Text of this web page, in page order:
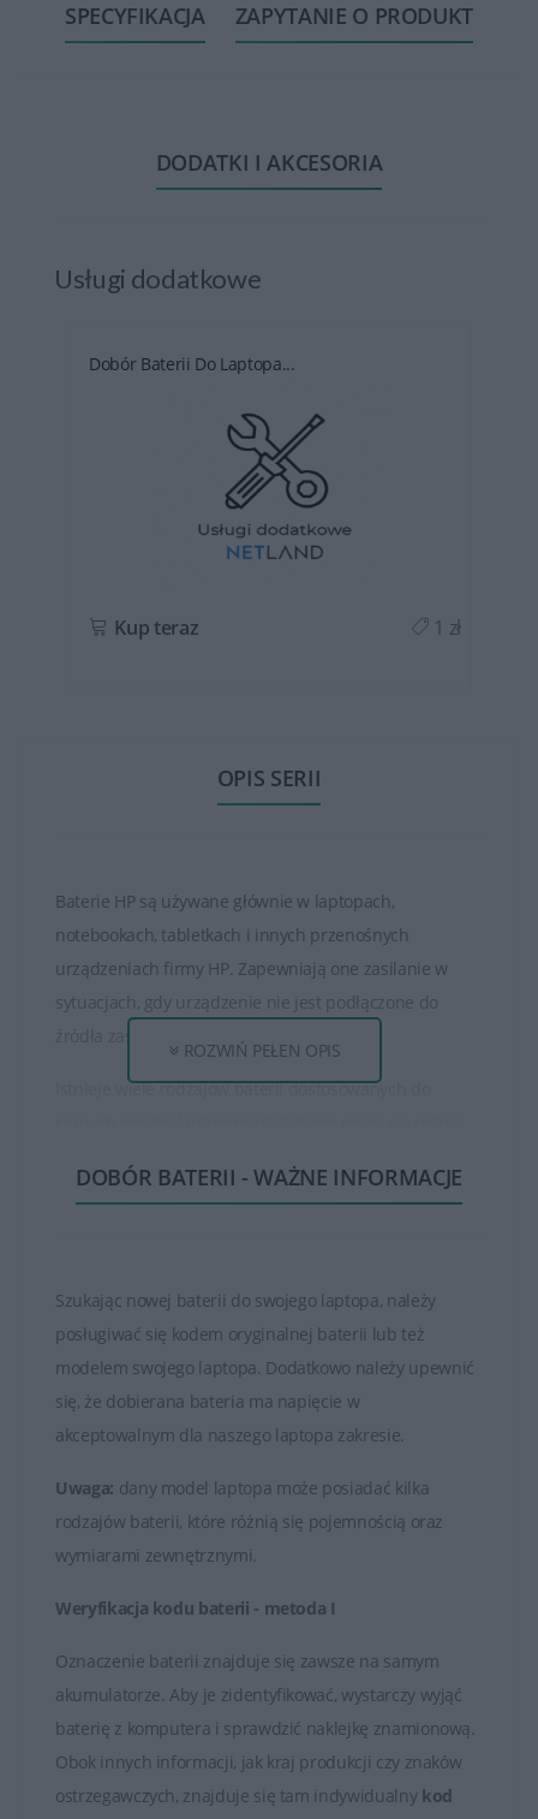
SPECYFIKACJA
ZAPYTANIE O PRODUKT
DODATKI I AKCESORIA
Usługi dodatkowe
Dobór Baterii Do Laptopa...
Kup teraz 1 zł
OPIS SERII
Baterie HP są używane głównie w laptopach,
notebookach, tabletkach i innych przenośnych
urządzeniach firmy HP. Zapewniają one zasilanie w
sytuacjach, gdy urządzenie nie jest podłączone do
źródła zasilania zewnętrznego.
Istnieje wiele rodzajów baterii dostosowanych do
pracy na baterii.
użytkowania. Większość baterii ma określony czas pracy
na baterii podczas korzystania z urządzenia bez
podłączenia do zasilania.
Baterie HP, podobnie jak każda bateria litowo-jonowa,
Po pewnej liczbie cykli użytkowania bateria może
zacząć tracić pojemność, co prowadzi do skrócenia
czasu działania na baterii.
W przypadku zużycia baterii lub utraty jej zdolności do
utrzymania odpowiedniego poziomu naładowania,
można ją wymienić na nową. Producenci oferują
oryginalne baterie, które są kompatybilne z
konkretnymi modelami laptopów HP.
Baterie HP są kluczowymi elementami zapewniającymi
ROZWIŃ PEŁEN OPIS
DOBÓR BATERII - WAŻNE INFORMACJE
Szukając nowej baterii do swojego laptopa, należy
posługiwać się kodem oryginalnej baterii lub też
modelem swojego laptopa. Dodatkowo należy upewnić
się, że dobierana bateria ma napięcie w
akceptowalnym dla naszego laptopa zakresie.
Uwaga: dany model laptopa może posiadać kilka
rodzajów baterii, które różnią się pojemnością oraz
wymiarami zewnętrznymi.
Weryfikacja kodu baterii - metoda I
Oznaczenie baterii znajduje się zawsze na samym
akumulatorze. Aby je zidentyfikować, wystarczy wyjąć
baterię z komputera i sprawdzić naklejkę znamionową.
Obok innych informacji, jak kraj produkcji czy znaków
ostrzegawczych, znajduje się tam indywidualny kod